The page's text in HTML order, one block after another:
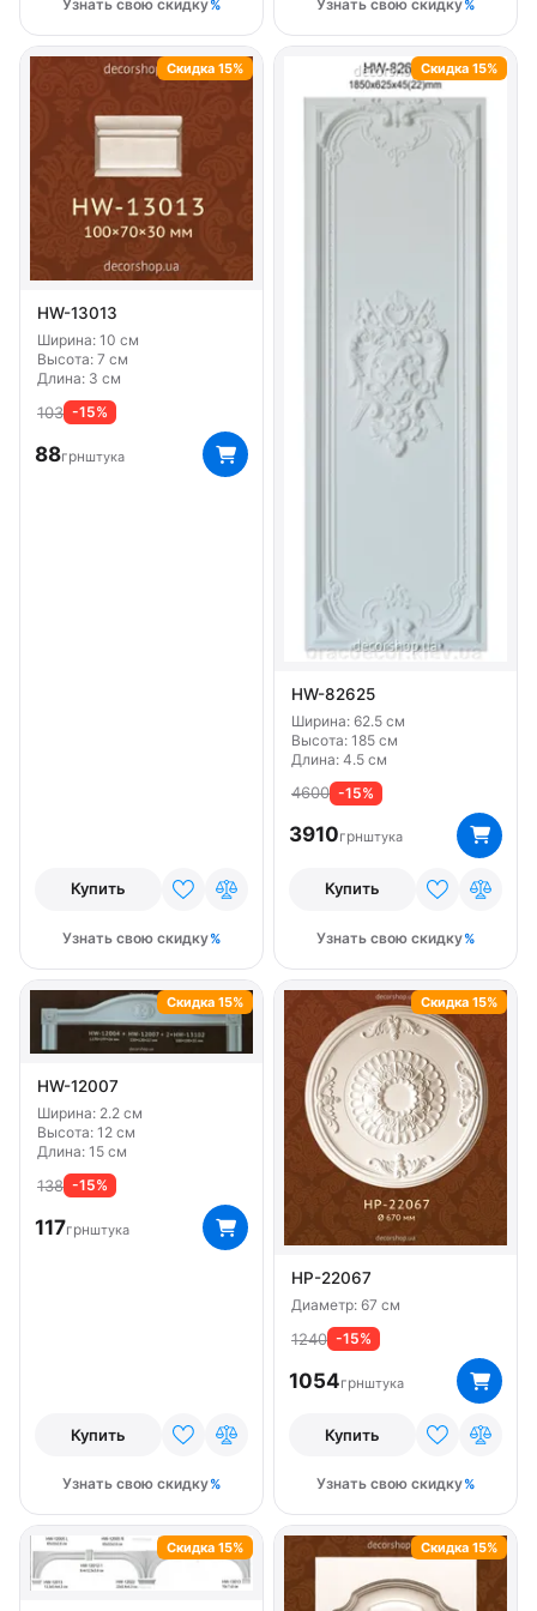
Узнать свою скидку Узнать свою скидку
HW-13013
Ширина: 10 см
Высота: 7 см
Длина: 3 см
103 -15%
88грнштука
Купить
Узнать свою скидку
Скидка 15%
HW-82625
Ширина: 62.5 см
Высота: 185 см
Длина: 4.5 см
4600 -15%
3910грнштука
Купить
Узнать свою скидку
Скидка 15%
HW-12007
Ширина: 2.2 см
Высота: 12 см
Длина: 15 см
138 -15%
117грнштука
Купить
Узнать свою скидку
Скидка 15%
HP-22067
Диаметр: 67 см
1240 -15%
1054грнштука
Купить
Узнать свою скидку
Скидка 15%
Скидка 15% Скидка 15%